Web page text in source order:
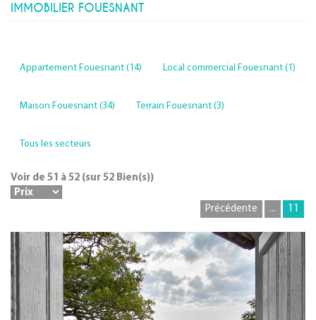
IMMOBILIER FOUESNANT
Appartement Fouesnant (14) Local commercial Fouesnant (1)
Maison Fouesnant (34) Terrain Fouesnant (3)
Tous les secteurs
Voir de 51 à 52 (sur 52 Bien(s))
Précédente ... 11